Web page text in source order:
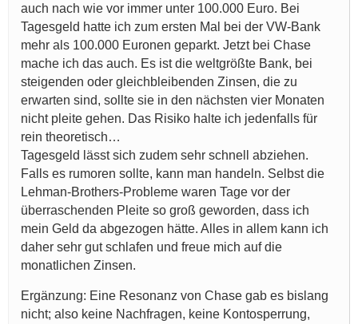
auch nach wie vor immer unter 100.000 Euro. Bei
Tagesgeld hatte ich zum ersten Mal bei der VW-Bank
mehr als 100.000 Euronen geparkt. Jetzt bei Chase
mache ich das auch. Es ist die weltgrößte Bank, bei
steigenden oder gleichbleibenden Zinsen, die zu
erwarten sind, sollte sie in den nächsten vier Monaten
nicht pleite gehen. Das Risiko halte ich jedenfalls für
rein theoretisch…
Tagesgeld lässt sich zudem sehr schnell abziehen.
Falls es rumoren sollte, kann man handeln. Selbst die
Lehman-Brothers-Probleme waren Tage vor der
überraschenden Pleite so groß geworden, dass ich
mein Geld da abgezogen hätte. Alles in allem kann ich
daher sehr gut schlafen und freue mich auf die
monatlichen Zinsen.
Ergänzung: Eine Resonanz von Chase gab es bislang
nicht; also keine Nachfragen, keine Kontosperrung,